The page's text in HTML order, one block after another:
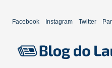
Facebook Instagram Twitter